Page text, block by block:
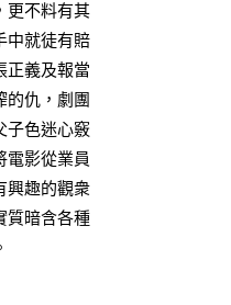
更不料有其
中就徒有賠
正義及報當
的仇，劇團
子色迷心竅
電影從業員
興趣的觀衆
質暗含各種